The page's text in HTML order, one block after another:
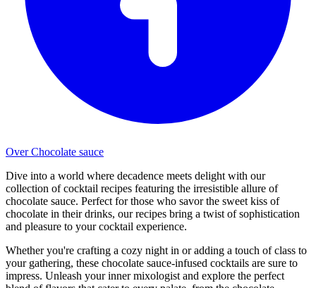
Over Chocolate sauce
Dive into a world where decadence meets delight with our
collection of cocktail recipes featuring the irresistible allure of
chocolate sauce. Perfect for those who savor the sweet kiss of
chocolate in their drinks, our recipes bring a twist of sophistication
and pleasure to your cocktail experience.
Whether you're crafting a cozy night in or adding a touch of class to
your gathering, these chocolate sauce-infused cocktails are sure to
impress. Unleash your inner mixologist and explore the perfect